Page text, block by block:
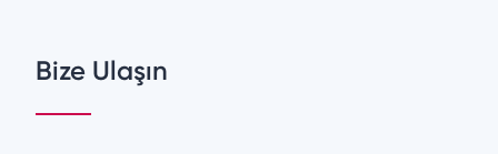
Bize Ulaşın